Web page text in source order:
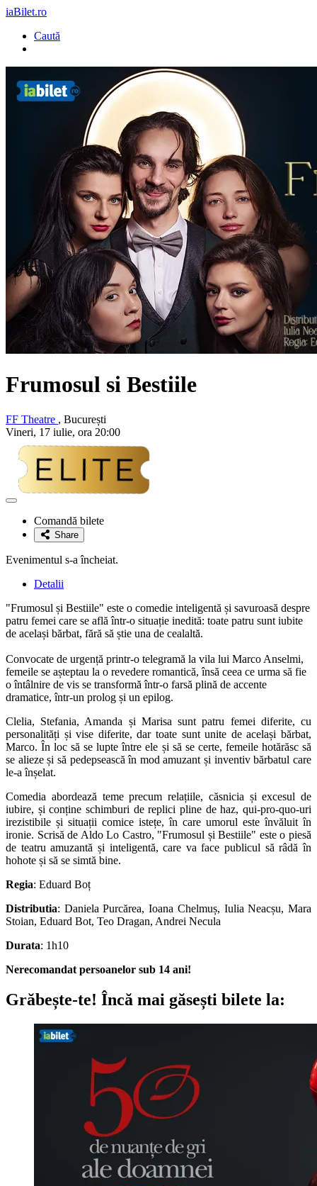
iaBilet.ro
Caută
Frumosul si Bestiile
FF Theatre , București
Vineri, 17 iulie, ora 20:00
Adaugă
favoriteComandă bilete
Share
Evenimentul s-a încheiat.
Detalii
"Frumosul și Bestiile" este o comedie inteligentă și savuroasă despre
patru femei care se află într-o situație inedită: toate patru sunt iubite
de același bărbat, fără să știe una de cealaltă.
Convocate de urgență printr-o telegramă la vila lui Marco Anselmi,
femeile se așteptau la o revedere romantică, însă ceea ce urma să fie
o întâlnire de vis se transformă într-o farsă plină de accente
dramatice, într-un prolog și un epilog.
Clelia, Stefania, Amanda și Marisa sunt patru femei diferite, cu
personalități și vise diferite, dar toate sunt unite de același bărbat,
Marco. În loc să se lupte între ele și să se certe, femeile hotărăsc să
se alieze și să pedepsească în mod amuzant și inventiv bărbatul care
le-a înșelat.
Comedia abordează teme precum relațiile, căsnicia și excesul de
iubire, și conține schimburi de replici pline de haz, qui-pro-quo-uri
irezistibile și situații comice istețe, în care umorul este învăluit în
ironie. Scrisă de Aldo Lo Castro, "Frumosul și Bestiile" este o piesă
de teatru amuzantă și inteligentă, care va face publicul să râdă în
hohote și să se simtă bine.
Regia: Eduard Boț
Distributia: Daniela Purcărea, Ioana Chelmuș, Iulia Neacșu, Mara
Stoian, Eduard Bot, Teo Dragan, Andrei Necula
Durata: 1h10
Nerecomandat persoanelor sub 14 ani!
Grăbește-te! Încă mai găsești bilete la: